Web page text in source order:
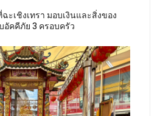
ะเชิงเทรา มอบเงินและสิ่งของ
คคีภัย 3 ครอบครัว